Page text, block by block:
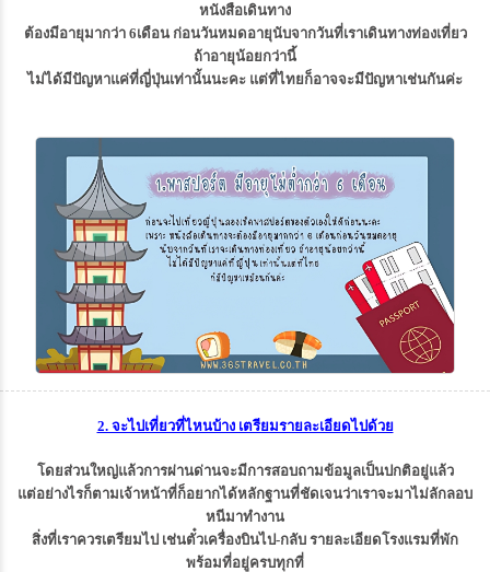
หนังสือเดินทาง
ต้องมีอายุมากว่า 6เดือน ก่อนวันหมดอายุนับจากวันที่เราเดินทางท่องเที่ยว
ถ้าอายุน้อยกว่านี้
ไม่ได้มีปัญหาแค่ที่ญี่ปุ่นเท่านั้นนะคะ แต่ที่ไทยก็อาจจะมีปัญหาเช่นกันค่ะ
2. จะไปเที่ยวที่ไหนบ้าง เตรียมรายละเอียดไปด้วย
โดยส่วนใหญ่แล้วการผ่านด่านจะมีการสอบถามข้อมูลเป็นปกติอยู่แล้ว
แต่อย่างไรก็ตามเจ้าหน้าที่ก็อยากได้หลักฐานที่ชัดเจนว่าเราจะมาไม่ลักลอบ
หนีมาทำงาน
สิ่งที่เราควรเตรียมไป เช่นตั๋วเครื่องบินไป-กลับ รายละเอียดโรงแรมที่พัก
พร้อมที่อยู่ครบทุกที่